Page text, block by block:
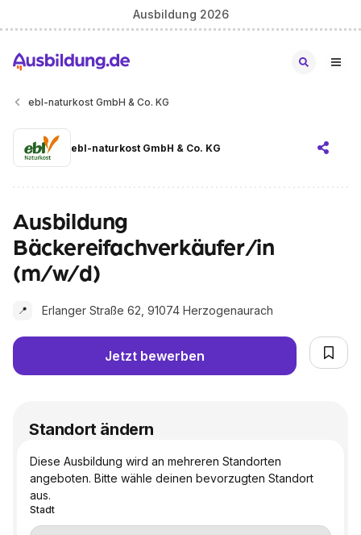
Ausbildung 2026
ebl-naturkost GmbH & Co. KG
ebl-naturkost GmbH & Co. KG
Ausbildung
Bäckereifachverkäufer/in
(m/w/d)
📍 Erlanger Straße 62, 91074 Herzogenaurach
Jetzt bewerben
Standort ändern
Diese Ausbildung wird an mehreren Standorten
angeboten. Bitte wähle deinen bevorzugten Standort
aus.
Stadt